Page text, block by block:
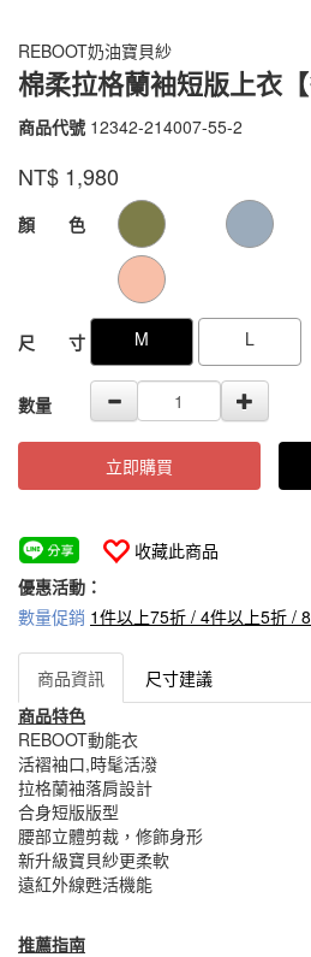
REBOOT奶油寶貝紗
棉柔拉格蘭袖短版上衣【
商品代號 12342-214007-55-2
12342-
55-
品牌 VOUX
NT$ 1,980
GOODS000000000000000104825
顏 色
尺 寸 M L
數量
立即購買
收藏此商品
優惠活動：
數量促銷 1件以上75折 / 4件以上5折 /
商品資訊
尺寸建議
商品特色
REBOOT動能衣
活褶袖口,時髦活潑
拉格蘭袖落肩設計
合身短版版型
腰部立體剪裁，修飾身形
新升級寶貝紗更柔軟
遠紅外線甦活機能
推薦指南